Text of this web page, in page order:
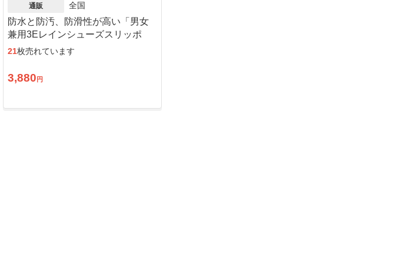
通販 全国
防水と防汚、防滑性が高い「男女
兼用3Eレインシューズスリッポ
ン」
21枚売れています
3,880 円